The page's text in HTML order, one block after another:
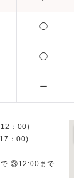
◯
◯
ー
：00)
：00)
③12:00まで